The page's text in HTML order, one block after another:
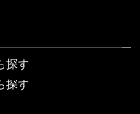
探す
探す